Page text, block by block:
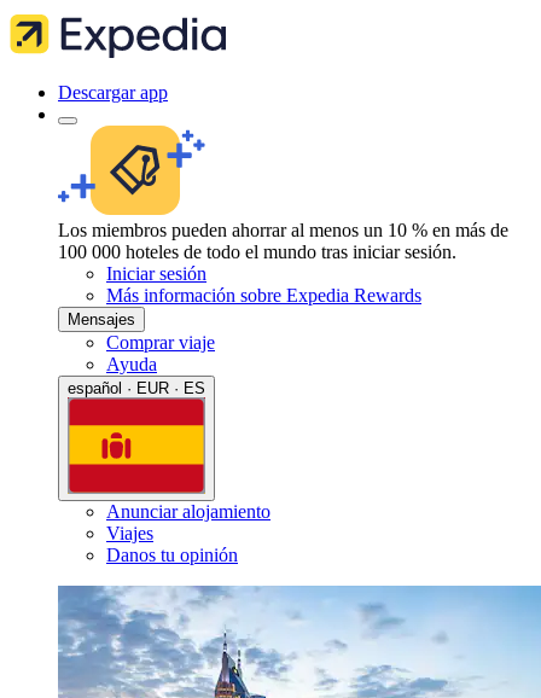
Descargar app
Los miembros pueden ahorrar al menos un 10 % en más de
100 000 hoteles de todo el mundo tras iniciar sesión.
Iniciar sesión
Más información sobre Expedia Rewards
Mensajes
Comprar viaje
Ayuda
español · EUR · ES
Anunciar alojamiento
Viajes
Danos tu opinión